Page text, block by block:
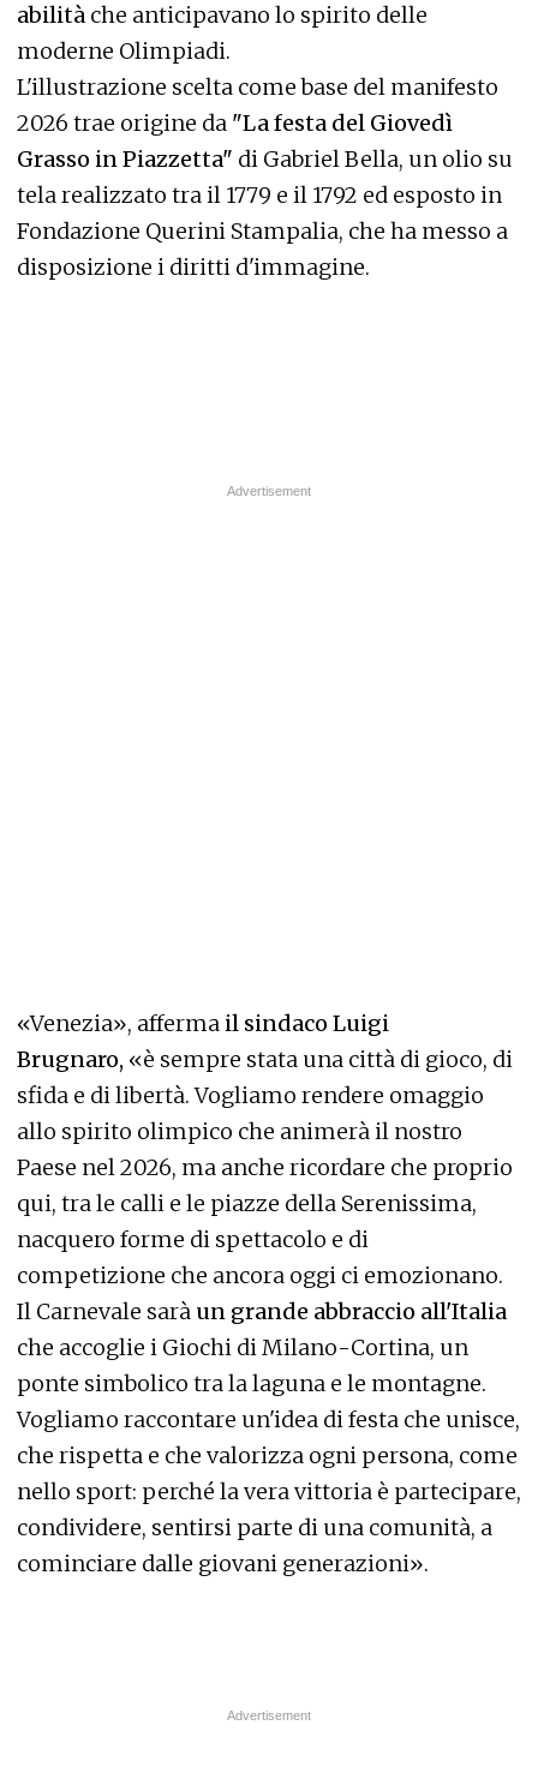
abilità che anticipavano lo spirito delle
moderne Olimpiadi.
L'illustrazione scelta come base del manifesto
2026 trae origine da "La festa del Giovedì
Grasso in Piazzetta" di Gabriel Bella, un olio su
tela realizzato tra il 1779 e il 1792 ed esposto in
Fondazione Querini Stampalia, che ha messo a
disposizione i diritti d'immagine.
«Venezia», afferma il sindaco Luigi
Brugnaro, «è sempre stata una città di gioco, di
sfida e di libertà. Vogliamo rendere omaggio
allo spirito olimpico che animerà il nostro
Paese nel 2026, ma anche ricordare che proprio
qui, tra le calli e le piazze della Serenissima,
nacquero forme di spettacolo e di
competizione che ancora oggi ci emozionano.
Il Carnevale sarà un grande abbraccio all'Italia
che accoglie i Giochi di Milano-Cortina, un
ponte simbolico tra la laguna e le montagne.
Vogliamo raccontare un'idea di festa che unisce,
che rispetta e che valorizza ogni persona, come
nello sport: perché la vera vittoria è partecipare,
condividere, sentirsi parte di una comunità, a
cominciare dalle giovani generazioni».